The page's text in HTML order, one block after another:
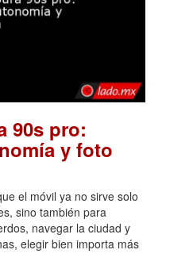
90s pro:
y foto
el móvil ya no sirve solo
sino también para
navegar la ciudad y
elegir bien importa más